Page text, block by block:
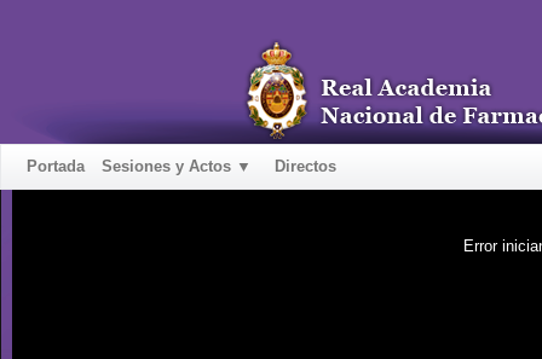
Portada Sesiones y Actos ▼ Directos
Error